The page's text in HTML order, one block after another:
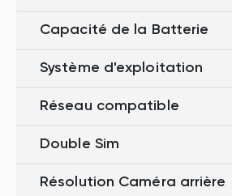
Capacité de la Batterie
Système d'exploitation
Réseau compatible
Double Sim
Résolution Caméra arrière